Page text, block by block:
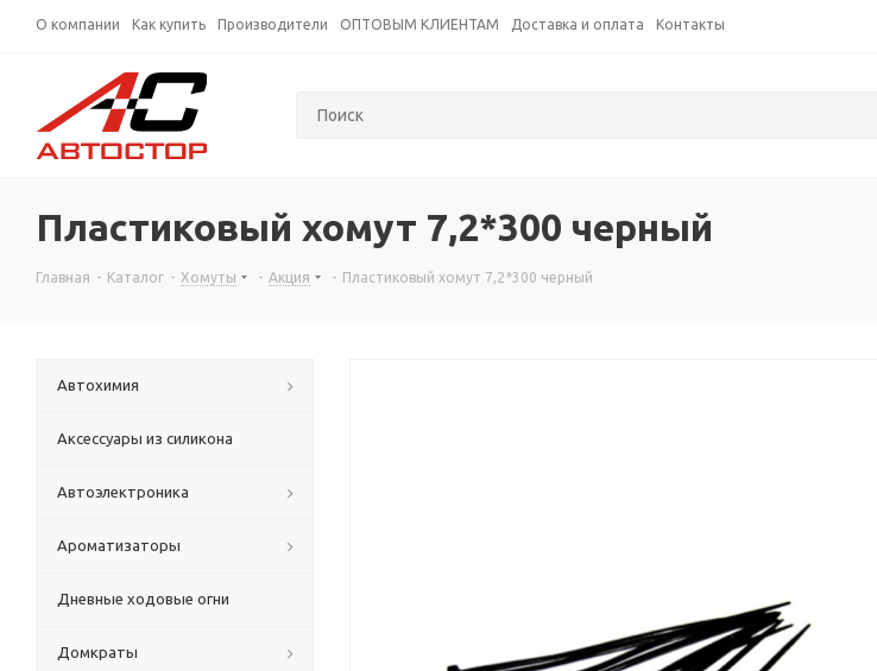
О компании Как купить Производители ОПТОВЫМ КЛИЕНТАМ Доставка и оплата Контакты
Пластиковый хомут 7,2*300 черный
Главная - Каталог - Хомуты - Акция - Пластиковый хомут 7,2*300 черный
Автохимия
Аксессуары из силикона
Автоэлектроника
Ароматизаторы
Дневные ходовые огни
Домкраты